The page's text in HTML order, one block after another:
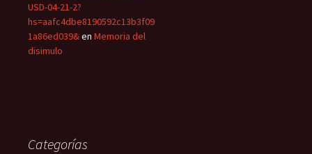
USD-04-21-2?
hs=aafc4dbe8190592c13b3f09
1a86ed039&en Memoria del
disimulo
Categorías